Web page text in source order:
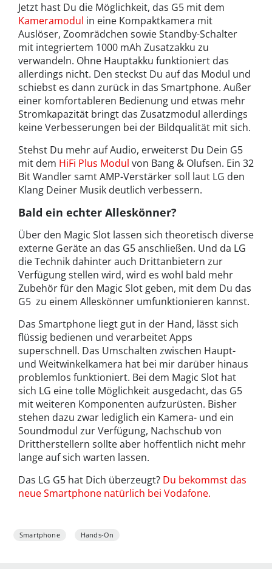
Jetzt hast Du die Möglichkeit, das G5 mit dem
Kameramodul in eine Kompaktkamera mit
Auslöser, Zoomrädchen sowie Standby-Schalter
mit integriertem 1000 mAh Zusatzakku zu
verwandeln. Ohne Hauptakku funktioniert das
allerdings nicht. Den steckst Du auf das Modul und
schiebst es dann zurück in das Smartphone. Außer
einer komfortableren Bedienung und etwas mehr
Stromkapazität bringt das Zusatzmodul allerdings
keine Verbesserungen bei der Bildqualität mit sich.
Stehst Du mehr auf Audio, erweiterst Du Dein G5
mit dem HiFi Plus Modul von Bang & Olufsen. Ein 32
Bit Wandler samt AMP-Verstärker soll laut LG den
Klang Deiner Musik deutlich verbessern.
Bald ein echter Alleskönner?
Über den Magic Slot lassen sich theoretisch diverse
externe Geräte an das G5 anschließen. Und da LG
die Technik dahinter auch Drittanbietern zur
Verfügung stellen wird, wird es wohl bald mehr
Zubehör für den Magic Slot geben, mit dem Du das
G5 zu einem Alleskönner umfunktionieren kannst.
Das Smartphone liegt gut in der Hand, lässt sich
flüssig bedienen und verarbeitet Apps
superschnell. Das Umschalten zwischen Haupt-
und Weitwinkelkamera hat bei mir darüber hinaus
problemlos funktioniert. Bei dem Magic Slot hat
sich LG eine tolle Möglichkeit ausgedacht, das G5
mit weiteren Komponenten aufzurüsten. Bisher
stehen dazu zwar lediglich ein Kamera- und ein
Soundmodul zur Verfügung, Nachschub von
Drittherstellern sollte aber hoffentlich nicht mehr
lange auf sich warten lassen.
Das LG G5 hat Dich überzeugt? Du bekommst das
neue Smartphone natürlich bei Vodafone.
Smartphone Hands-On